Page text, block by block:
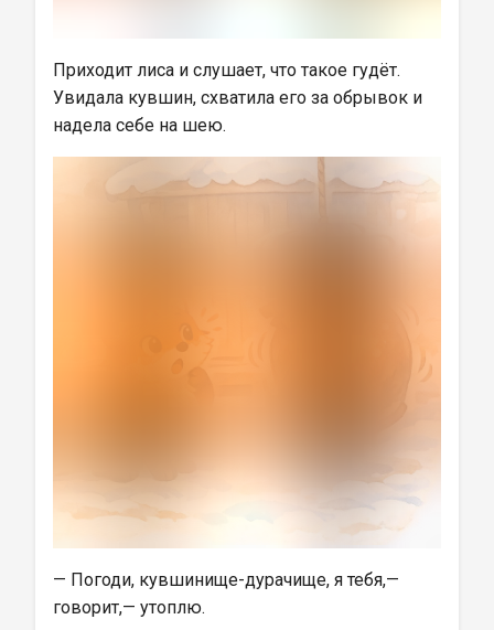
Приходит лиса и слушает, что такое гудёт.
Увидала кувшин, схватила его за обрывок и
надела себе на шею.
— Погоди, кувшинище-дурачище, я тебя,—
говорит,— утоплю.